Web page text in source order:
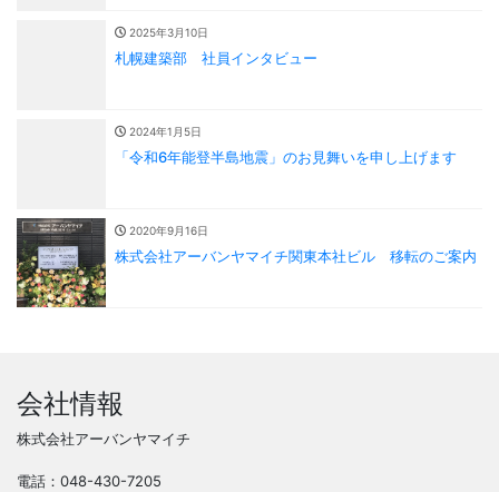
2025年3月10日
札幌建築部 社員インタビュー
2024年1月5日
「令和6年能登半島地震」のお見舞いを申し上げます
2020年9月16日
株式会社アーバンヤマイチ関東本社ビル 移転のご案内
会社情報
株式会社アーバンヤマイチ
電話：048-430-7205